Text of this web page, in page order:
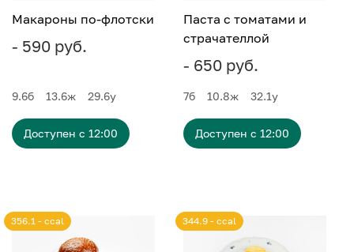
Макароны по-флотски
- 590 руб.
9.6б 13.6ж 29.6у
Доступен с 12:00
Паста с томатами и
страчателлой
- 650 руб.
7б 10.8ж 32.1у
Доступен с 12:00
356.1 - ccal 344.9 - ccal